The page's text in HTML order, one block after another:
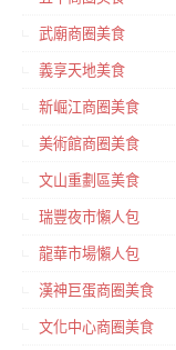
武廟商圈美食
義享天地美食
新崛江商圈美食
美術館商圈美食
文山重劃區美食
瑞豐夜市懶人包
龍華市場懶人包
漢神巨蛋商圈美食
文化中心商圈美食